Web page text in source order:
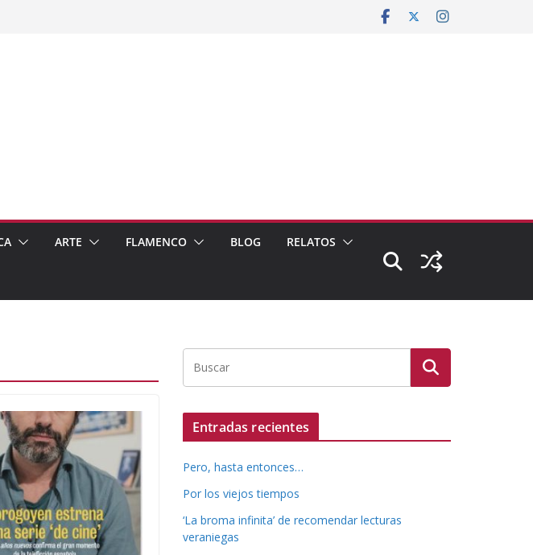
ARTE FLAMENCO BLOG RELATOS
Entradas recientes
Pero, hasta entonces…
Por los viejos tiempos
‘La broma infinita’ de recomendar lecturas
veraniegas